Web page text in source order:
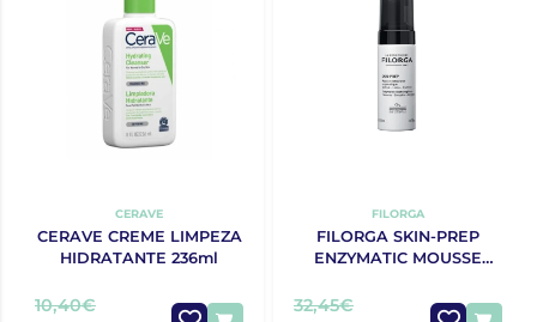
CERAVE
CERAVE CREME LIMPEZA
HIDRATANTE 236ml
10,40€
FILORGA
FILORGA SKIN-PREP
ENZYMATIC MOUSSE
32,45€